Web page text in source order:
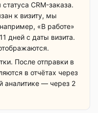
CRM-заказа.
к визиту, мы
«В работе»
дней с даты визита.
После отправки в
в отчётах через
аналитике — через 2